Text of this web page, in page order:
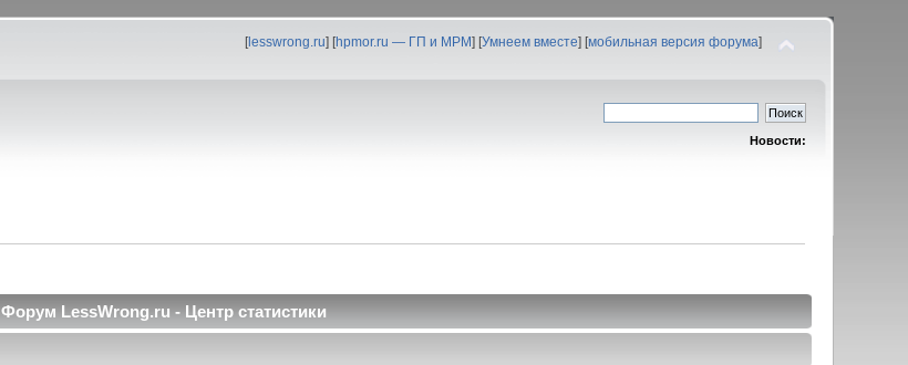
[lesswrong.ru] [hpmor.ru — ГП и МРМ] [Умнеем вместе] [мобильная версия форума]
Новости:
Форум LessWrong.ru - Центр статистики